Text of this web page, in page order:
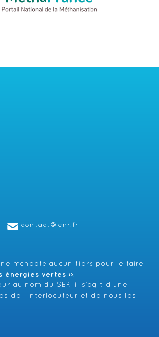
contact@enr.fr
mandate aucun tiers pour le faire
vertes ››.
au nom du SER, il s’agit d’une
de l’interlocuteur et de nous les